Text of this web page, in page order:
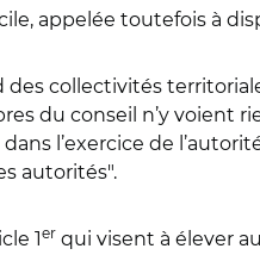
appelée toutefois à
des collectivités
du conseil n’y voient
l’exercice de
autorités".
1er qui visent à élever